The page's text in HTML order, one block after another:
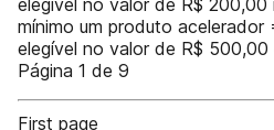
elegível no valor de R$
mínimo um produto
elegível no valor de R$
Página 1 de 9
First page